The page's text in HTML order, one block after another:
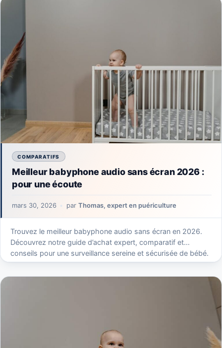
Meilleur babyphone audio sans écran 2026 :
pour une écoute
COMPARATIFS
mars 30, 2026 par Thomas, expert en puériculture
Trouvez le meilleur babyphone audio sans écran en 2026.
Découvrez notre guide d’achat expert, comparatif et
conseils pour une surveillance sereine et sécurisée de bébé.